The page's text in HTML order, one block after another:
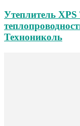
Утеплитель
Технониколь